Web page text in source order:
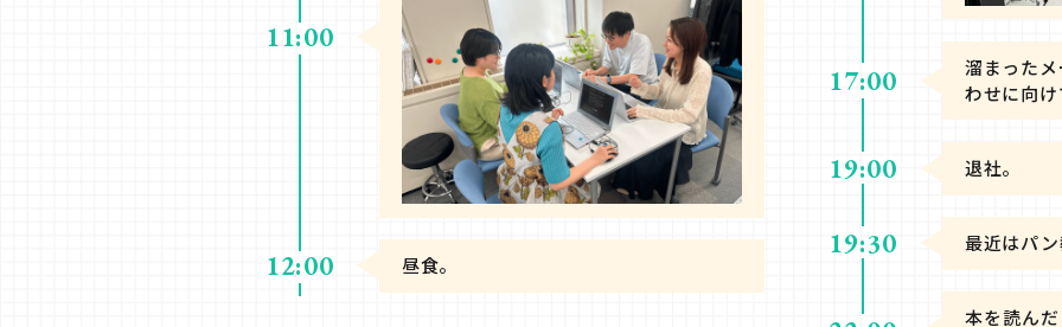
11:00
12:00 昼食。
17:00
溜まった
わせに向
19:00 退社。
19:30 最近はパ
本を読ん